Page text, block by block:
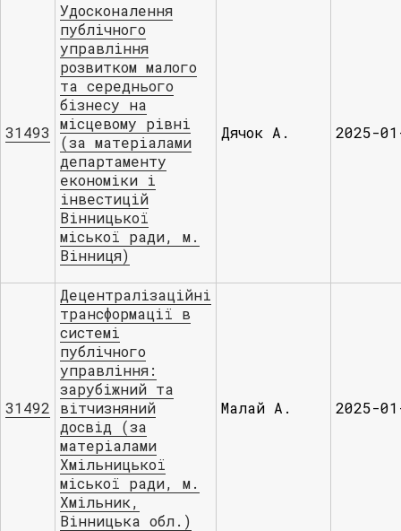
31493
Удосконалення
публічного
управління
розвитком малого
та середнього
бізнесу на
місцевому рівні
(за матеріалами
департаменту
економіки і
інвестицій
Вінницької
міської ради, м.
Вінниця)
Дячок А. 2025-
31492
Децентралізаційні
трансформації в
системі
публічного
управління:
зарубіжний та
вітчизняний
досвід (за
матеріалами
Хмільницької
міської ради, м.
Хмільник,
Вінницька обл.)
Малай А. 2025-